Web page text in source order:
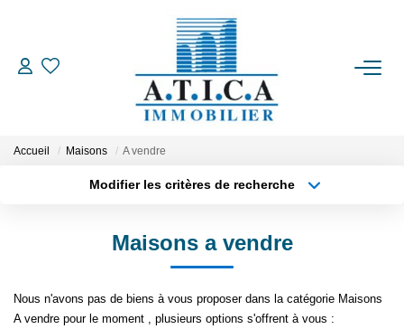
ACCUEIL
ESTIMATION
L'AGENCE
Accueil Maisons A vendre
Modifier les critères de recherche
Budget max Plus de critères
Maisons a vendre
Nous n'avons pas de biens à vous proposer dans la catégorie Maisons
A vendre pour le moment , plusieurs options s'offrent à vous :